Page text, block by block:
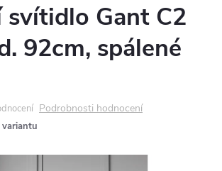
svítidlo Gant C2
92cm, spálené
Podrobnosti hodnocení